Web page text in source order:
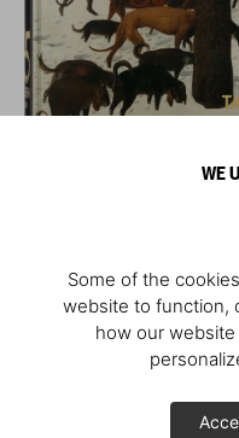
WE
Some of the
website to function,
how our